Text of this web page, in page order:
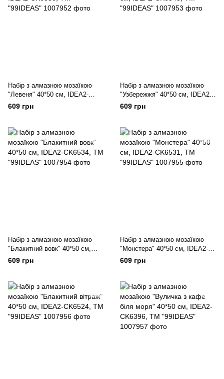
Набір з алмазною мозаїкою
"Левеня" 40*50 см, IDEA2-
CK6556, ТМ "99IDEAS"
609 грн
Набір з алмазною мозаїкою
"Узбережжя" 40*50 см, IDEA2-
CK6545, ТМ "99IDEAS"
609 грн
Набір з алмазною мозаїкою
"Блакитний вовк" 40*50 см,
IDEA2-CK6534, ТМ "99IDEAS"
609 грн
Набір з алмазною мозаїкою
"Монстера" 40*50 см, IDEA2-
CK6531, ТМ "99IDEAS"
609 грн